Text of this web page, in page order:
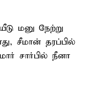
மனு நேற்று
சீமான் தரப்பில்
சார்பில் நீனா